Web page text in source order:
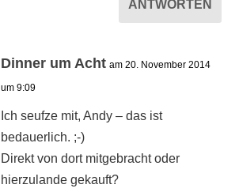
ANTWORTEN
Dinner um Acht am 20. November 2014
um 9:09
Ich seufze mit, Andy – das ist
bedauerlich. ;-)
Direkt von dort mitgebracht oder
hierzulande gekauft?